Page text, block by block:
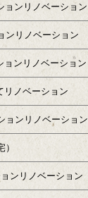
ョンリノベーション
ンリノベーション
ョンリノベーション
リノベーション
ョンリノベーション
ンリノベーション